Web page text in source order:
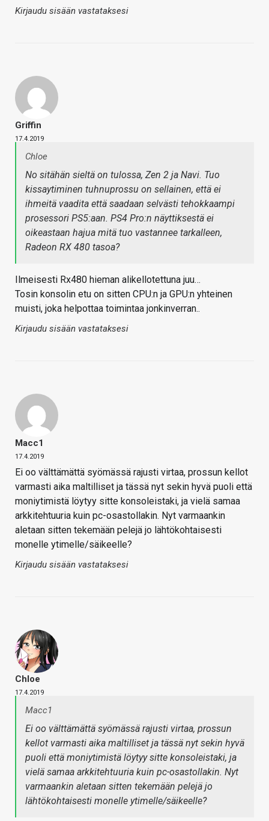
Kirjaudu sisään vastataksesi
Griffin
17.4.2019
Chloe
No sitähän sieltä on tulossa, Zen 2 ja Navi. Tuo
kissaytiminen tuhnuprossu on sellainen, että ei
ihmeitä vaadita että saadaan selvästi tehokkaampi
prosessori PS5:aan. PS4 Pro:n näyttiksestä ei
oikeastaan hajua mitä tuo vastannee tarkalleen,
Radeon RX 480 tasoa?
Ilmeisesti Rx480 hieman alikellotettuna juu…
Tosin konsolin etu on sitten CPU:n ja GPU:n yhteinen
muisti, joka helpottaa toimintaa jonkinverran..
Kirjaudu sisään vastataksesi
Macc1
17.4.2019
Ei oo välttämättä syömässä rajusti virtaa, prossun kellot
varmasti aika maltilliset ja tässä nyt sekin hyvä puoli että
moniytimistä löytyy sitte konsoleistaki, ja vielä samaa
arkkitehtuuria kuin pc-osastollakin. Nyt varmaankin
aletaan sitten tekemään pelejä jo lähtökohtaisesti
monelle ytimelle/säikeelle?
Kirjaudu sisään vastataksesi
Chloe
17.4.2019
Macc1
Ei oo välttämättä syömässä rajusti virtaa, prossun
kellot varmasti aika maltilliset ja tässä nyt sekin hyvä
puoli että moniytimistä löytyy sitte konsoleistaki, ja
vielä samaa arkkitehtuuria kuin pc-osastollakin. Nyt
varmaankin aletaan sitten tekemään pelejä jo
lähtökohtaisesti monelle ytimelle/säikeelle?